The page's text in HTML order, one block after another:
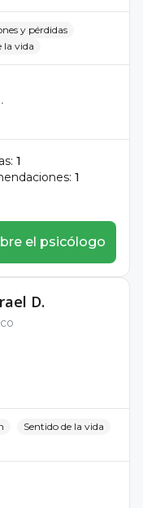
y pérdidas
la vida
1
1
el psicólogo
D.
Sentido de la vida